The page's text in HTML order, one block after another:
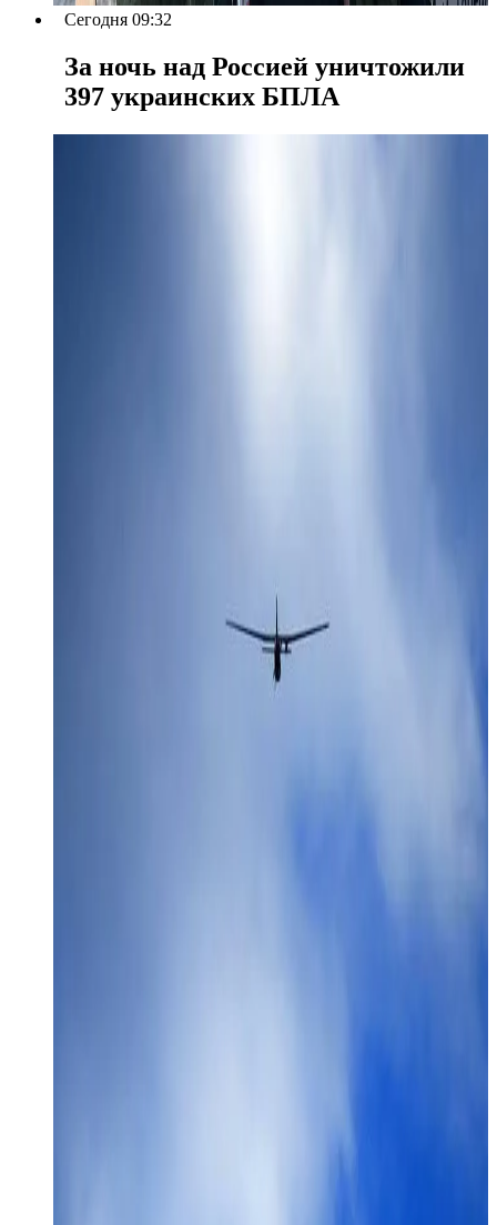
Сегодня 09:32
За ночь над Россией уничтожили
397 украинских БПЛА